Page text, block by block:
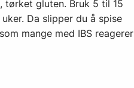
tørket gluten. Bruk 5 til 15
Da slipper du å spise
mange med IBS reagerer